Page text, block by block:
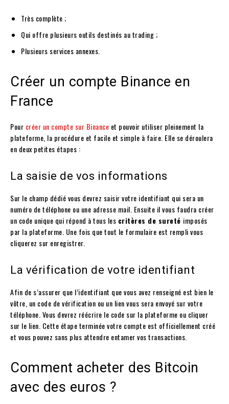
Très complète ;
Qui offre plusieurs outils destinés au trading ;
Plusieurs services annexes.
Créer un compte Binance en
France
Pour créer un compte sur Binance et pouvoir utiliser pleinement la
plateforme, la procédure et facile et simple à faire. Elle se déroulera
en deux petites étapes :
La saisie de vos informations
Sur le champ dédié vous devrez saisir votre identifiant qui sera un
numéro de téléphone ou une adresse mail. Ensuite il vous faudra créer
un code unique qui répond à tous les critères de sureté imposés
par la plateforme. Une fois que tout le formulaire est rempli vous
cliquerez sur enregistrer.
La vérification de votre identifiant
Afin de s’assurer que l’identifiant que vous avez renseigné est bien le
vôtre, un code de vérification ou un lien vous sera envoyé sur votre
téléphone. Vous devrez réécrire le code sur la plateforme ou cliquer
sur le lien. Cette étape terminée votre compte est officiellement créé
et vous pouvez sans plus attendre entamer vos transactions.
Comment acheter des Bitcoin
avec des euros ?